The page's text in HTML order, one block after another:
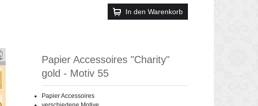
In den Warenkorb
Papier Accessoires "Charity"
gold - Motiv 55
Papier Accessoires